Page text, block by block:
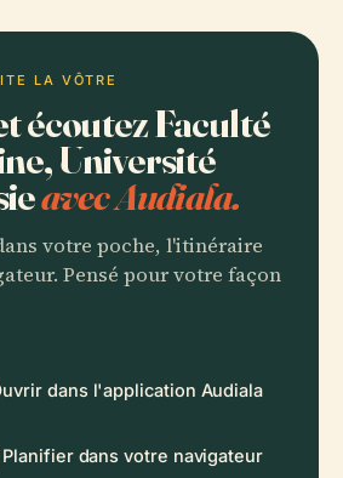
LA VÔTRE
écoutez Faculté
Université
avec Audiala.
votre poche, l'itinéraire
Pensé pour votre façon
dans l'application Audiala
Planifier dans votre navigateur